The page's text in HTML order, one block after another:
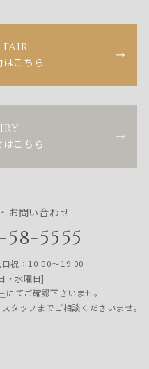
fair
はこちら
こちら
お問い合わせ
5555
祝：10:00〜19:00
・水曜日]
にてご確認下さいませ。
タッフまでご相談くださいませ。